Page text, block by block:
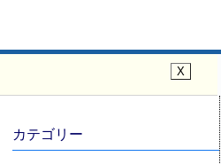
カテゴリー